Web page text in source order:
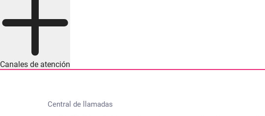
Canales de atención
Central de llamadas